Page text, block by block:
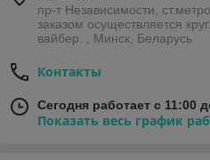
пр-т Независимости,
заказом осуществляется
вайбер. , Минск, Беларусь
Контакты
Сегодня работает с 11:00
Показать весь график